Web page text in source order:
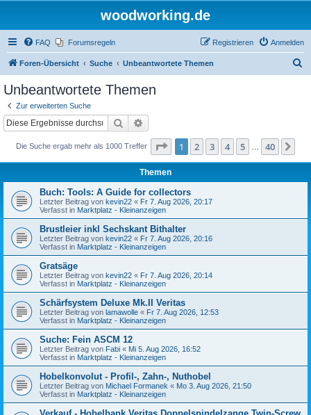
woodworking.de
FAQ Forumsregeln Anmelden
Registrieren
Foren-Übersicht Suche Unbeantwortete Themen
Unbeantwortete Themen
Zur erweiterten Suche
Suche
Die Suche ergab mehr als 1000 Treffer Seite 1von 40
1 2 3 4 5 40
Themen
Buch: Tools: A Guide for collectors
Letzter Beitrag von kevin22 « Fr 7. Aug 2026, 20:17
Verfasst in Marktplatz - Kleinanzeigen
Brustleier inkl Sechskant Bithalter
Letzter Beitrag von kevin22 « Fr 7. Aug 2026, 20:16
Verfasst in Marktplatz - Kleinanzeigen
Gratsäge
Letzter Beitrag von kevin22 « Fr 7. Aug 2026, 20:14
Verfasst in Marktplatz - Kleinanzeigen
Schärfsystem Deluxe Mk.II Veritas
Letzter Beitrag von lamawolle « Fr 7. Aug 2026, 12:53
Verfasst in Marktplatz - Kleinanzeigen
Suche: Fein ASCM 12
Letzter Beitrag von Fabi « Mi 5. Aug 2026, 16:52
Verfasst in Marktplatz - Kleinanzeigen
Hobelkonvolut - Profil-, Zahn-, Nuthobel
Letzter Beitrag von Michael Formanek « Mo 3. Aug 2026, 21:50
Verfasst in Marktplatz - Kleinanzeigen
Verkauf - Hobelbank Veritas Doppelspindelzange Twin-Screw